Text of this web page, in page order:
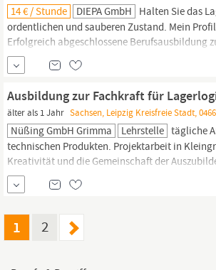
14 € / Stunde DIEPA GmbH Halten Sie das
ordentlichen und sauberen Zustand. Mein
Erfolgreich abgeschlossene Berufsausbildung
oder eine vergleichbare Ausbildung mit erster
Lagerumfeld. Staplerführerschein:
Ausbildung zur Fachkraft für
älter als 1 Jahr Sachsen, Leipzig Kreisfreie Stadt,
Nüßing GmbH Grimma Lehrstelle tägliche
technischen Produkten. Projektarbeit in
Kreativität und die Gemeinschaft der
Voraussetzungen Fachoberschulreife,
Hauptschulabschluss. Ausbildungsdauer Die
zwei Jahre.
1 2